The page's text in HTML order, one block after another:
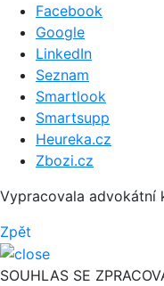
Facebook
Google
LinkedIn
Seznam
Smartlook
Smartsupp
Heureka.cz
Zbozi.cz
Vypracovala advokátní
Zpět
SOUHLAS SE